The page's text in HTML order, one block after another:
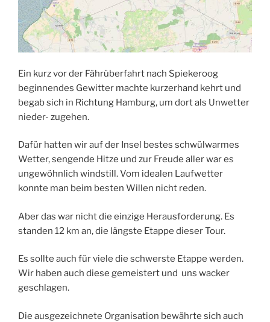
Ein kurz vor der Fährüberfahrt nach Spiekeroog
beginnendes Gewitter machte kurzerhand kehrt und
begab sich in Richtung Hamburg, um dort als Unwetter
nieder- zugehen.
Dafür hatten wir auf der Insel bestes schwülwarmes
Wetter, sengende Hitze und zur Freude aller war es
ungewöhnlich windstill. Vom idealen Laufwetter
konnte man beim besten Willen nicht reden.
Aber das war nicht die einzige Herausforderung. Es
standen 12 km an, die längste Etappe dieser Tour.
Es sollte auch für viele die schwerste Etappe werden.
Wir haben auch diese gemeistert und uns wacker
geschlagen.
Die ausgezeichnete Organisation bewährte sich auch